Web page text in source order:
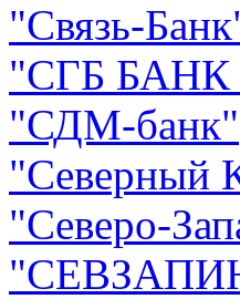
"Связь-Банк
"СГБ БАНК
"СДМ-банк"
"Северный
"Северо-
"